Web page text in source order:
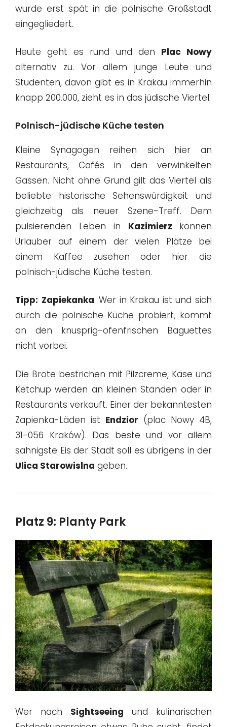
wurde erst spät in die polnische Großstadt
eingegliedert.
Heute geht es rund und den Plac Nowy
alternativ zu. Vor allem junge Leute und
Studenten, davon gibt es in Krakau immerhin
knapp 200.000, zieht es in das jüdische Viertel.
Polnisch-jüdische Küche testen
Kleine Synagogen reihen sich hier an
Restaurants, Cafés in den verwinkelten
Gassen. Nicht ohne Grund gilt das Viertel als
beliebte historische Sehenswürdigkeit und
gleichzeitig als neuer Szene-Treff. Dem
pulsierenden Leben in Kazimierz können
Urlauber auf einem der vielen Plätze bei
einem Kaffee zusehen oder hier die
polnisch-jüdische Küche testen.
Tipp: Zapiekanka. Wer in Krakau ist und sich
durch die polnische Küche probiert, kommt
an den knusprig-ofenfrischen Baguettes
nicht vorbei.
Die Brote bestrichen mit Pilzcreme, Käse und
Ketchup werden an kleinen Ständen oder in
Restaurants verkauft. Einer der bekanntesten
Zapienka-Läden ist Endzior (plac Nowy 4B,
31-056 Kraków). Das beste und vor allem
sahnigste Eis der Stadt soll es übrigens in der
Ulica Starowislna geben.
Platz 9: Planty Park
Wer nach Sightseeing und kulinarischen